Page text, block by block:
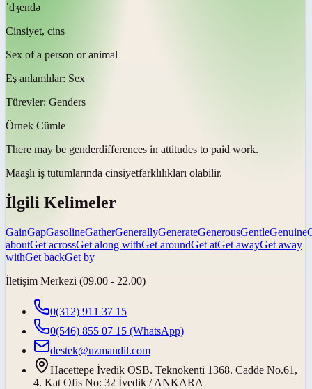
ˈdʒendə
Cinsiyet, cins
Sex of a person or animal
Eş anlamlılar: Sex
Türevler: Genders
Örnek Cümle
There may be genderdifferences in attitudes to paid work.
Maaşlı iş tutumlarında cinsiyetfarklılıkları olabilir.
İlgili Kelimeler
GainGapGasolineGatherGenerallyGenerateGenerousGentleGenuine
aboutGet acrossGet along withGet aroundGet atGet awayGet away
withGet backGet by
İletişim Merkezi (09.00 - 22.00)
0(312) 911 37 15
0(546) 855 07 15 (WhatsApp)
destek@uzmandil.com
Hacettepe İvedik OSB. Teknokenti 1368. Cadde No.61,
4. Kat Ofis No: 32 İvedik / ANKARA